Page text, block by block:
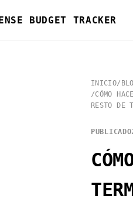
BUDGET TRACKER
INICIO/
/CÓMO
RESTO DE
PUBLICADO